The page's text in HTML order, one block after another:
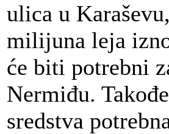
ulica u
milijuna leja
će biti potrebni
Nermiđu.
sredstva